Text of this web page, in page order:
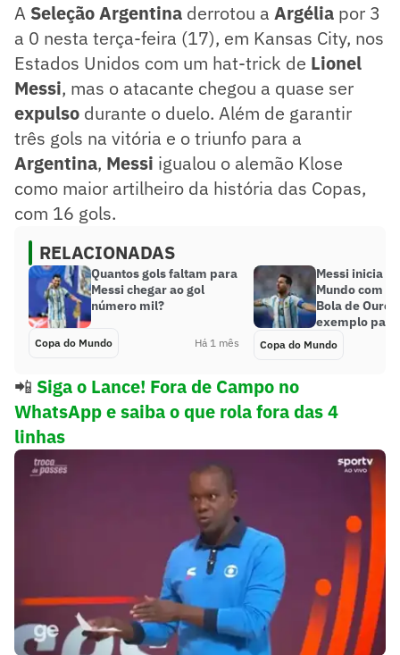
A SeleçãoArgentina derrotou a Argélia por 3
a 0 nesta terça-feira (17), em Kansas City, nos
Estados Unidos com um hat-trick de Lionel
Messi, mas o atacante chegou a quase ser
expulso durante o duelo. Além de garantir
três gols na vitória e o triunfo para a
Argentina, Messi igualou o alemão Klose
como maior artilheiro da história das Copas,
com 16 gols.
RELACIONADAS
Quantos gols faltam para
Messi chegar ao gol
número mil?
Copa do Mundo Há 1 mês
Messi inicia
Mundo com
Bola de Ouro
exemplo
Copa do Mundo
📲 Siga o Lance! Fora de Campo no
WhatsApp e saiba o que rola fora das 4
linhas